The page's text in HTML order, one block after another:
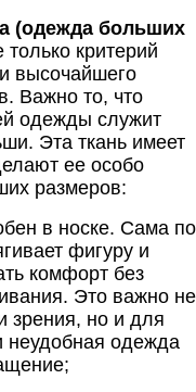
(одежда больших
критерий
высочайшего
Важно то, что
одежды служит
Эта ткань имеет
ее особо
размеров:
в носке. Сама по
фигуру и
комфорт без
Это важно не
зрения, но и для
неудобная одежда